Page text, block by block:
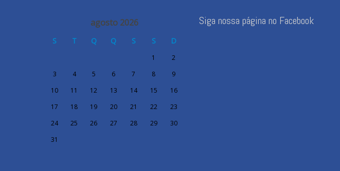
agosto 2026
S T Q Q S S D
1
2
3
4 5 6 7 8
9
10
11 12 13 14 15
16
17
18 19 20 21 22
23
24
25 26 27 28 29
30
31
Siga nossa página no Facebook